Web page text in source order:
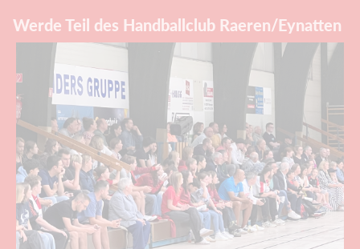
Werde Teil des Handballclub Raeren/Eynatten